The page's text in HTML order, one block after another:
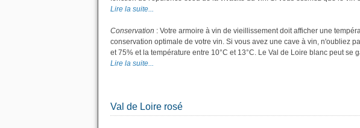
Lire la suite...
Conservation : Votre armoire à vin de vieillissement doit afficher une
conservation optimale de votre vin. Si vous avez une cave à vin, n'oubliez
et 75% et la température entre 10°C et 13°C. Le Val de Loire blanc peut se
Lire la suite...
Val de Loire rosé